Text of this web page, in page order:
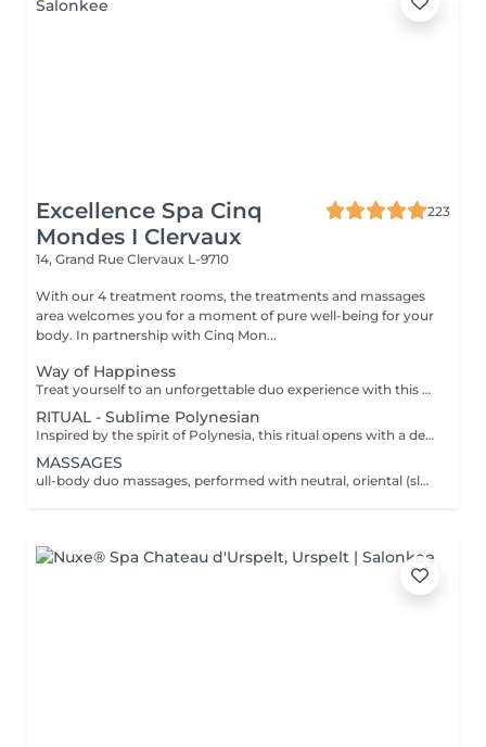
Excellence Spa Cinq
Mondes I Clervaux
223
14, Grand Rue Clervaux L-9710
With our 4 treatment rooms, the treatments and massages
area welcomes you for a moment of pure well-being for your
body. In partnership with Cinq Mon...
Way of Happiness
Treat yourself to an unforgettable duo experience with this rituel, where the Cinq Mondes signature transports you to a world of absolute wellbeing through four exceptional treatments, designed to revive the senses and strengthen bonds,for moments of shared complicity and relaxation. *Purifying scrub with Beldi black soap *Purifying and detoxifying wrap with ''Crème de Rassoul'' *Relaxing traditional Oriental massage *Lifting and plumping ''Ko Bi Do'' facial massage The treatment duration (190 min) includes preparation time, the integrated relaxation time within our treatments (10 min), as well as the time required to rinse/remove the product in the shower. All our rituals are accompanied by tea with its delicacies.
RITUAL - Sublime Polynesian
Inspired by the spirit of Polynesia, this ritual opens with a delicately scented sugar scrub infused with Tahitian Monoï. It continues with a rhythmic, enveloping massage performed generously forearm movements, stimulating energy points and offering deep relaxation and a feeling of total serenity. The treatment duration (90 min) includes preparation time, the integrated relaxation time within our treatments (10 min), as well as the time required to rinse/remove the product in the shower (10 min). All our rituals are accompanied by tea with its delicacies.
MASSAGES
ull-body duo massages, performed with neutral, oriental (slow, deep movements for a moment of pure well-being) or Polynesian oil (rhythmic and enveloping with fluid forearm movements), invite you on a journey of softness and harmony. or A facial massage that gently stimulates energy points and releases tension in the neck, or a personalized body massage targeting the areas of your choice, for deep and tailored relaxation. The treatment duration (30 min; 40 min; 60 min; 70 min or 90 min) includes preparation time as well as the integrated relaxation time within our treatments (10 min).